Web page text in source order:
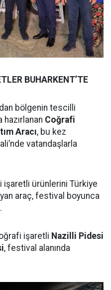
BUHARKENT’TE
bölgenin tescilli
hazırlanan Coğrafi
Aracı, bu kez
vatandaşlarla
ürünlerini Türkiye
araç, festival boyunca
işaretli Nazilli Pidesi
, festival alanında